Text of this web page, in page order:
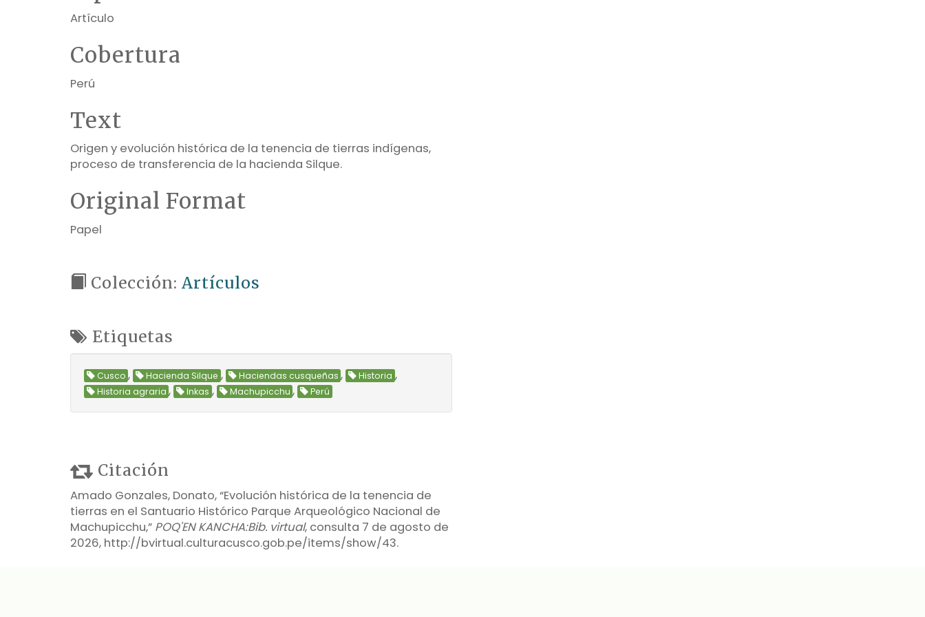
Artículo
Cobertura
Perú
Text
Origen y evolución histórica de la tenencia de tierras indígenas,
proceso de transferencia de la hacienda Silque.
Original Format
Papel
Colección: Artículos
Etiquetas
Cusco , Hacienda Silque , Haciendas cusqueñas , Historia ,
Historia agraria , Inkas , Machupicchu , Perú
Citación
Amado Gonzales, Donato, “Evolución histórica de la tenencia de
tierras en el Santuario Histórico Parque Arqueológico Nacional de
Machupicchu,” POQ'EN KANCHA:Bib. virtual, consulta 7 de agosto de
2026, http://bvirtual.culturacusco.gob.pe/items/show/43.